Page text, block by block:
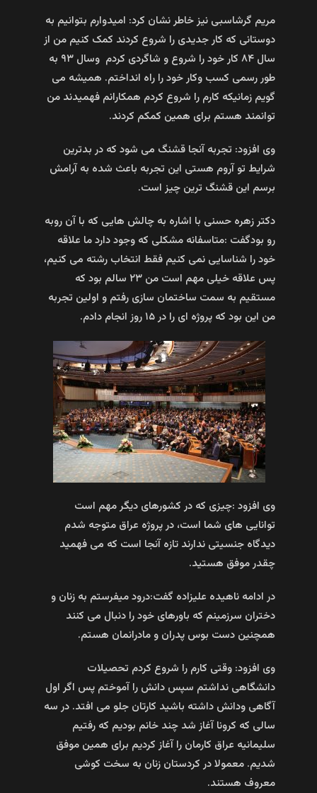
مریم گرشاسبی نیز خاطر نشان کرد: امیدوارم بتوانیم به
دوستانی که کار جدیدی را شروع کردند کمک کنیم من از
سال ۸۴ کار خود را شروع و شاگردی کردم وسال ۹۳ به
طور رسمی کسب وکار خود را راه انداختم. همیشه می
گویم زمانیکه کارم را شروع کردم همکارانم فهمیدند من
توانمند هستم برای همین کمکم کردند.
وی افزود: تجربه آنجا قشنگ می شود که در بدترین
شرایط تو آروم هستی این تجربه باعث شده به آرامش
برسم این قشنگ ترین چیز است.
دکتر زهره حسنی با اشاره به چالش هایی که با آن روبه
رو بودگفت :متاسفانه مشکلی که وجود دارد ما علاقه
خود را شناسایی نمی کنیم فقط انتخاب رشته می کنیم،
پس علاقه خیلی مهم است من ۲۳ سالم بود که
مستقیم به سمت ساختمان سازی رفتم و اولین تجربه
من این بود که پروژه ای را در ۱۵ روز انجام دادم.
وی افزود :چیزی که در کشورهای دیگر مهم است
توانایی های شما است، در پروژه عراق متوجه شدم
دیدگاه جنسیتی ندارند تازه آنجا است که می‌ فهمید
چقدر موفق هستید.
در ادامه ناهیده علیزاده گفت:درود میفرستم به زنان و
دختران سرزمینم که باورهای خود را دنبال می کنند
همچنین دست بوس پدران و مادرانمان هستم.
وی افزود: وقتی کارم را شروع کردم تحصیلات
دانشگاهی نداشتم سپس دانش را آموختم پس اگر اول
آگاهی ودانش داشته باشید کارتان جلو می افتد. در سه
سالی که کرونا آغاز شد چند خانم بودیم که رفتیم
سلیمانیه عراق کارمان را آغاز کردیم برای همین موفق
شدیم. معمولا در کردستان زنان به سخت کوشی
معروف هستند.